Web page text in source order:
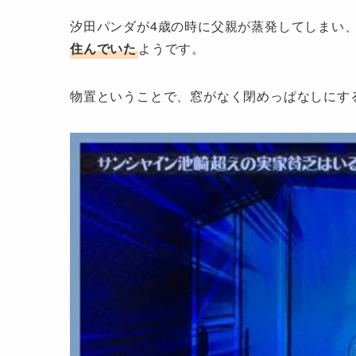
汐田パンダが4歳の時に父親が蒸発してしまい
住んでいたようです。
物置ということで、窓がなく閉めっぱなしに